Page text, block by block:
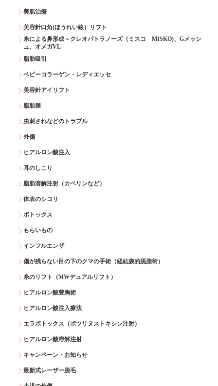
美肌治療
美容針口角(ほうれい線）リフト
糸による鼻形成～クレオパトラノーズ（ミスコ MISKO)、Gメッシ
ュ、オメガVL
脂肪吸引
ベビーコラーゲン・レディエッセ
美容針アイリフト
脂肪腫
虫刺されなどのトラブル
外傷
ヒアルロン酸注入
耳のしこり
脂肪溶解注射（カベリンなど）
体表のシコリ
ボトックス
もらいもの
インフルエンザ
傷が残らない目の下のクマの手術（経結膜的脱脂術）
糸のリフト（MWデュアルリフト）
ヒアルロン酸豊胸術
ヒアルロン酸注入療法
エラボトックス（ボツリヌストキシン注射）
ヒアルロン酸溶解注射
キャンペーン・お知らせ
最新式レーザー脱毛